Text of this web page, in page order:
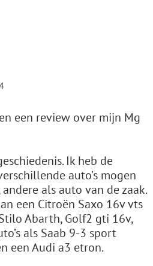
een review over mijn Mg
Ik heb de
auto’s mogen
als auto van de zaak.
een Citroën Saxo 16v vts
Abarth, Golf2 gti 16v,
als Saab 9-3 sport
een Audi a3 etron.